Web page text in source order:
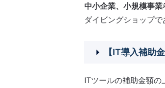
中小企業、小規模事業
ダイビングショップ
【IT導入補助金
ITツールの補助金額の